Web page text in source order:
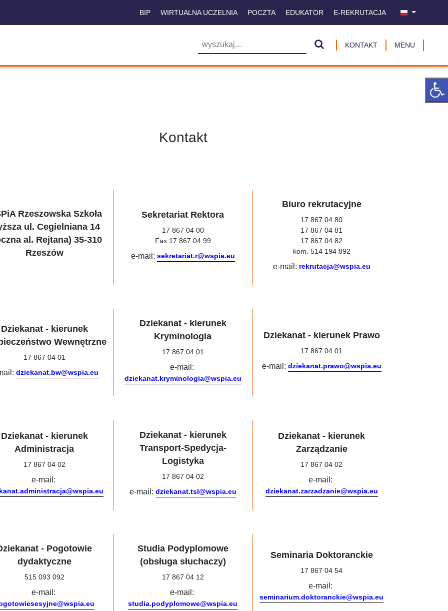
BIP WIRTUALNA UCZELNIA POCZTA EDUKATOR E-REKRUTACJA
KONTAKT MENU
Kontakt
Rzeszowska Szkoła
ul. Cegielniana 14
al. Rejtana) 35-310
Rzeszów
Sekretariat Rektora
17 867 04 00
Fax 17 867 04 99
e-mail: sekretariat.r@wspia.eu
Biuro rekrutacyjne
17 867 04 80
17 867 04 81
17 867 04 82
kom. 514 194 892
e-mail: rekrutacja@wspia.eu
Dziekanat - kierunek
Wewnętrzne
17 867 04 01
dziekanat.bw@wspia.eu
Dziekanat - kierunek
Kryminologia
17 867 04 01
e-mail:
dziekanat.kryminologia@wspia.eu
Dziekanat - kierunek Prawo
17 867 04 01
e-mail: dziekanat.prawo@wspia.eu
Dziekanat - kierunek
Administracja
17 867 04 02
e-mail:
Dziekanat - kierunek
Transport-Spedycja-
Logistyka
17 867 04 02
e-mail: dziekanat.tsl@wspia.eu
Dziekanat - kierunek
Zarządzanie
17 867 04 02
e-mail:
dziekanat.zarzadzanie@wspia.eu
- Pogotowie
dydaktyczne
515 093 092
e-mail:
Studia Podyplomowe
(obsługa słuchaczy)
17 867 04 12
e-mail:
studia.podyplomowe@wspia.eu
Seminaria Doktoranckie
17 867 04 54
e-mail:
seminarium.doktoranckie@wspia.eu